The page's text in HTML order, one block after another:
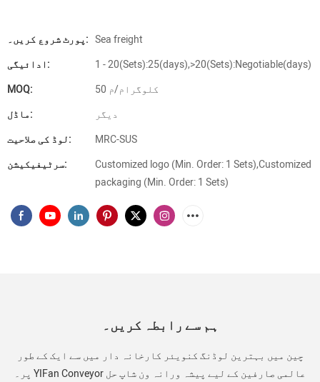
پورٹ شروع کریں۔: Sea freight
ادائیگی:
1 - 20(Sets):25(days),>20(Sets):Negotiable(days)
MOQ:
50 کلوگرام/م
ماڈل:
دیگر
لوڈ کی صلاحیت:
MRC-SUS
سرٹیفیکیشن:
Customized logo (Min. Order: 1 Sets),Customized
packaging (Min. Order: 1 Sets)
ہم سے رابطہ کریں۔
چین میں بہترین لوڈنگ کنویئر کارخانہ دار میں سے ایک کے طور
پر۔ YIFan Conveyor عالمی صارفین کے لیے پیشہ ورانہ ون شاپ حل